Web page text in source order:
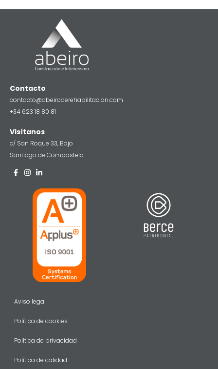
Contacto
contacto@abeiroderehabilitacion.com
+34 623 18 80 81
Visítanos
c/ San Roque 33, Bajo
Santiago de Compostela
Aviso legal
Política de cookies
Política de privacidad
Política de calidad